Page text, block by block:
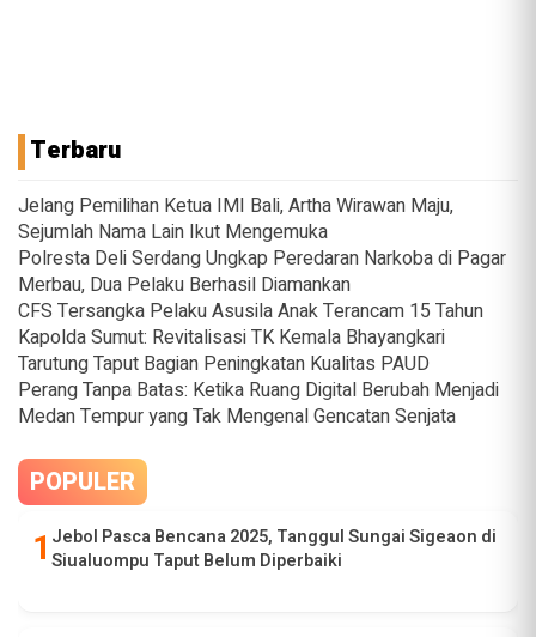
Terbaru
Jelang Pemilihan Ketua IMI Bali, Artha Wirawan Maju,
Sejumlah Nama Lain Ikut Mengemuka
Polresta Deli Serdang Ungkap Peredaran Narkoba di Pagar
Merbau, Dua Pelaku Berhasil Diamankan
CFS Tersangka Pelaku Asusila Anak Terancam 15 Tahun
Kapolda Sumut: Revitalisasi TK Kemala Bhayangkari
Tarutung Taput Bagian Peningkatan Kualitas PAUD
Perang Tanpa Batas: Ketika Ruang Digital Berubah Menjadi
Medan Tempur yang Tak Mengenal Gencatan Senjata
POPULER
Jebol Pasca Bencana 2025, Tanggul Sungai Sigeaon di
Siualuompu Taput Belum Diperbaiki